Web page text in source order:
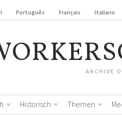
Português Français Italiano
ARCHIVE
Historisch Themen